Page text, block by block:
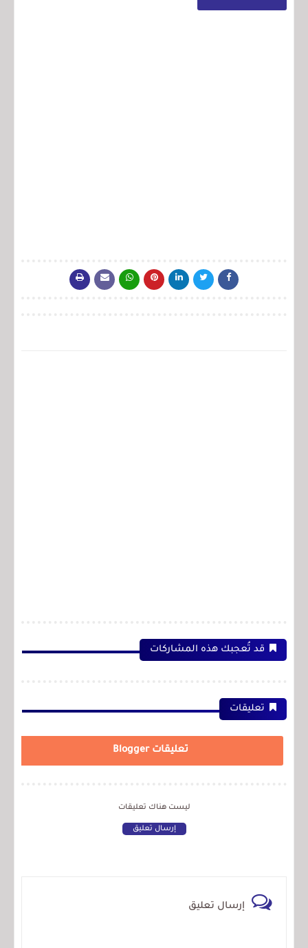
قد تُعجبك هذه المشاركات
تعليقات
تعليقات Blogger
ليست هناك تعليقات
إرسال تعليق
إرسال تعليق